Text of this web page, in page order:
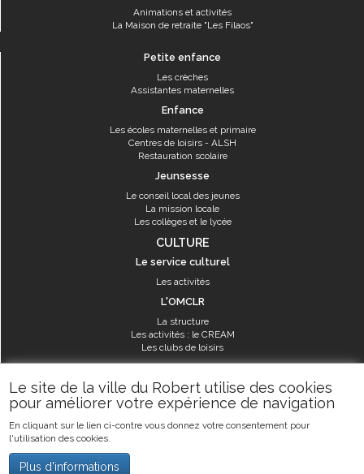
Le site de la ville du Robert utilise des cookies
pour améliorer votre expérience de navigation
En cliquant sur le lien ci-contre vous donnez votre consentement pour
l'utilisation des cookies.
Plus d'informations
Animations et activités
La Maison de retraite "Les Filaos"
Petite enfance
Les crèches
Assistantes maternelles
Enfance
Les écoles maternelles et primaire
Centres de loisirs - ALSH
Restauration scolaire
Jeunsesse
Le conseil local des jeunes
La mission locale
Les collèges et le lycée
CULTURE
Le service culturel
Les activités
L'OMCLR
La structure
Les activités : le CREAM
Les clubs de loisirs
SPORT
Les équipements sportifs
Les aménagements municipaux
Les activités